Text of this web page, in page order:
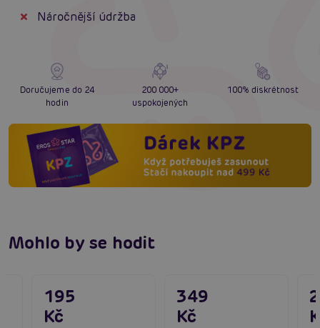
Náročnější údržba
Doručujeme do 24
hodin
200 000+
uspokojených
100% diskrétnost
Mohlo by se hodit
195
Kč
349
Kč